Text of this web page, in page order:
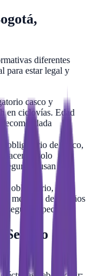
diferentes
para estar legal y
casco y
en ciclovías. Edad
obligatorio de casco,
aceras (solo
si usan vías
obligatorio,
menores de 18 años
seguro específico.
de